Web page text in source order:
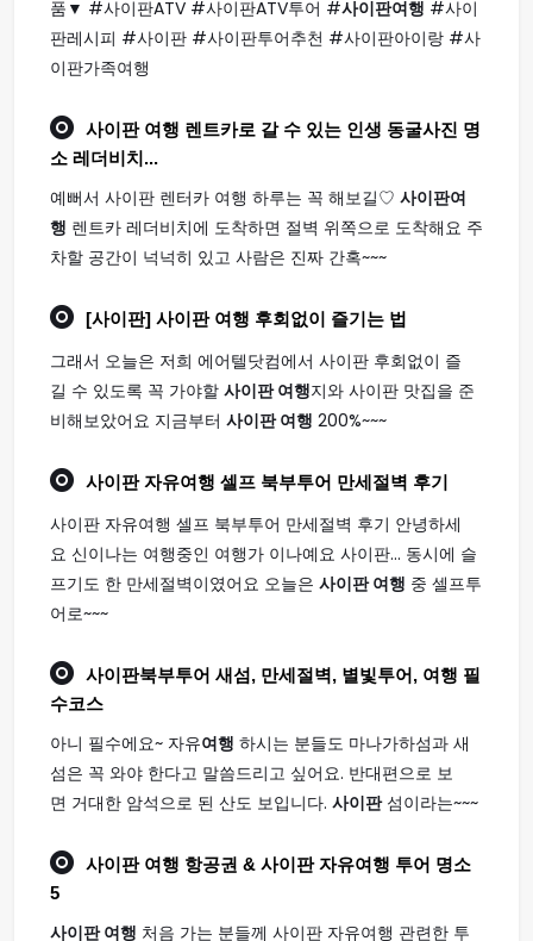
품▼ #사이판ATV #사이판ATV투어 #사이판여행 #사이
판레시피 #사이판 #사이판투어추천 #사이판아이랑 #사
이판가족여행
사이판 여행 렌트카로 갈 수 있는 인생 동굴사진 명
소 레더비치...
예뻐서 사이판 렌터카 여행 하루는 꼭 해보길♡ 사이판여
행 렌트카 레더비치에 도착하면 절벽 위쪽으로 도착해요 주
차할 공간이 넉넉히 있고 사람은 진짜 간혹~~~
[사이판] 사이판 여행 후회없이 즐기는 법
그래서 오늘은 저희 에어텔닷컴에서 사이판 후회없이 즐
길 수 있도록 꼭 가야할 사이판 여행지와 사이판 맛집을 준
비해보았어요 지금부터 사이판 여행 200%~~~
사이판자유여행 셀프 북부투어 만세절벽 후기
사이판 자유여행 셀프 북부투어 만세절벽 후기 안녕하세
요 신이나는 여행중인 여행가 이나예요 사이판... 동시에 슬
프기도 한 만세절벽이였어요 오늘은 사이판 여행 중 셀프투
어로~~~
사이판북부투어 새섬, 만세절벽, 별빛투어, 여행 필
수코스
아니 필수에요~ 자유여행 하시는 분들도 마나가하섬과 새
섬은 꼭 와야 한다고 말씀드리고 싶어요. 반대편으로 보
면 거대한 암석으로 된 산도 보입니다. 사이판섬이라는~~~
사이판 여행 항공권 & 사이판 자유여행 투어 명소
5
사이판 여행 처음 가는 분들께 사이판 자유여행 관련한 투